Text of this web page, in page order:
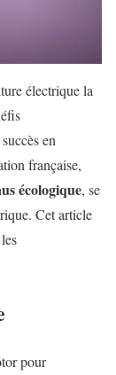
électrique la
en
française,
écologique, se
Cet article
pour